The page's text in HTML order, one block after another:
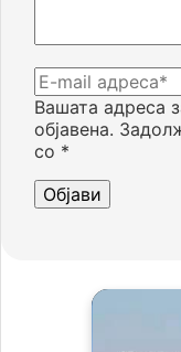
Вашата адреса
објавена.
со *